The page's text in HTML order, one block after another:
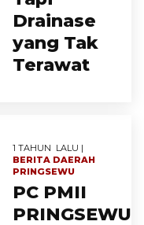
Drainase
yang Tak
Terawat
1 TAHUN LALU |
BERITA DAERAH
PRINGSEWU
PC PMII
PRINGSEWU